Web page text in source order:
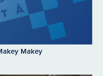
Makey